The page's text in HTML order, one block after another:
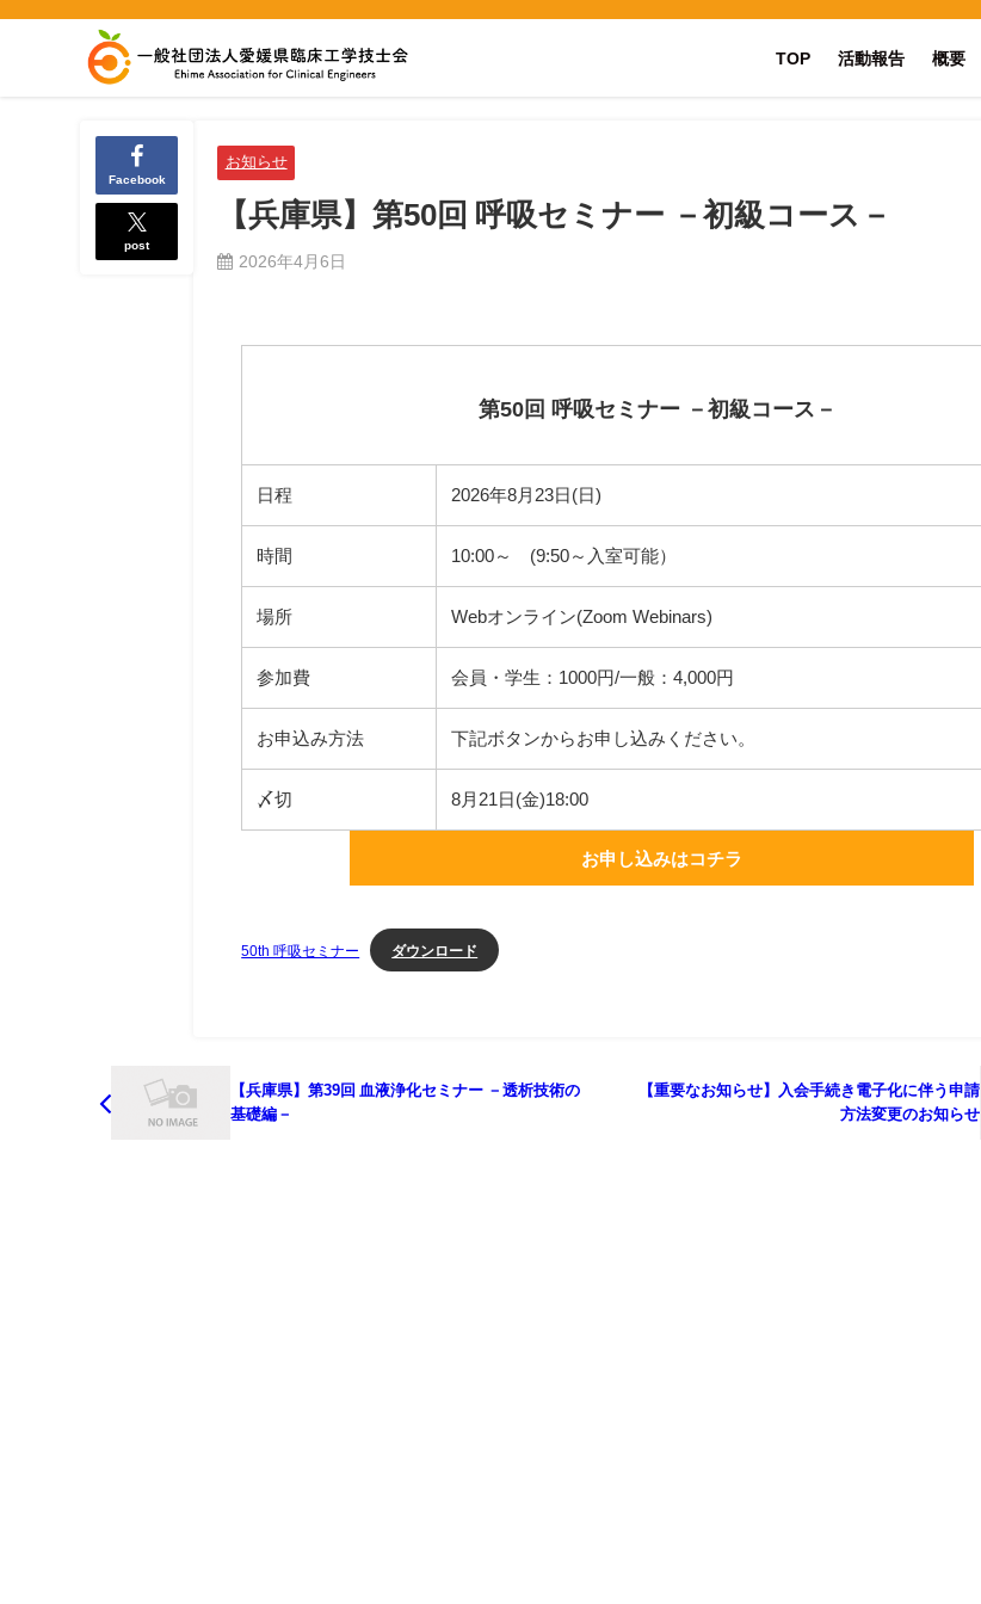
TOP 活動報告 概要
Facebook
post
お知らせ
【兵庫県】第50回 呼吸セミナー －初級コース－
2026年4月6日
第50回 呼吸セミナー －初級コース－
日程 2026年8月23日(日)
時間 10:00～ (9:50～入室可能）
場所 Webオンライン(Zoom Webinars)
参加費 会員・学生：1000円/一般：4,000円
お申込み方法 下記ボタンからお申し込みください。
〆切 8月21日(金)18:00
お申し込みはコチラ
50th 呼吸セミナー ダウンロード
【兵庫県】第39回 血液浄化セミナー －透析技術の
基礎編－
【重要なお知らせ】入会手続き電子化に伴う申請
方法変更のお知らせ